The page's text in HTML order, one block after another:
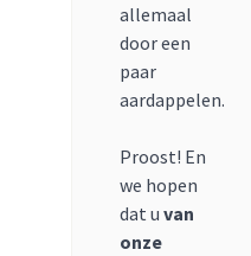
allemaal
door een
paar
aardappelen.
Proost! En
we hopen
dat u van
onze